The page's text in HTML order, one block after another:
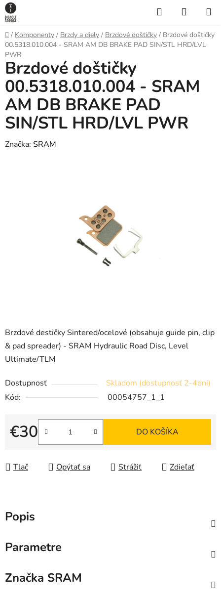
Prejsť
na
obsah
Hľadať
KOŠÍK
Domov
/ Komponenty / Brzdy a diely / Brzdové doštičky / Brzdové doštičky
00.5318.010.004 - SRAM AM DB BRAKE PAD SIN/STL HRD/LVL
PWR
Brzdové destičky Sintered/ocelové (obsahuje guide pin, clip
& pad spreader) - SRAM Hydraulic Road Disc, Level
Ultimate/TLM
Dostupnosť
Skladom (dostupnosť 2-4dni)
Kód:
00054757_1_1
€30
Jednotková cena:
DO KOŠÍKA
Tlač Opýtať sa Strážiť Zdieľať
Brzdové doštičky
00.5318.010.004 - SRAM
AM DB BRAKE PAD
SIN/STL HRD/LVL PWR
Značka: SRAM
Popis
Parametre
Značka SRAM